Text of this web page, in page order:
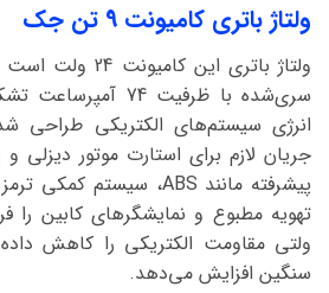
ولتاژ باتری کامیونت 9 تن جک
سری‌شده با ظرفیت
انرژی سیستم‌های الکتریکی طراحی
جریان لازم برای استارت موتور دیزلی
ولتی مقاومت الکتریکی را کاهش
سنگین افزایش می‌دهد.